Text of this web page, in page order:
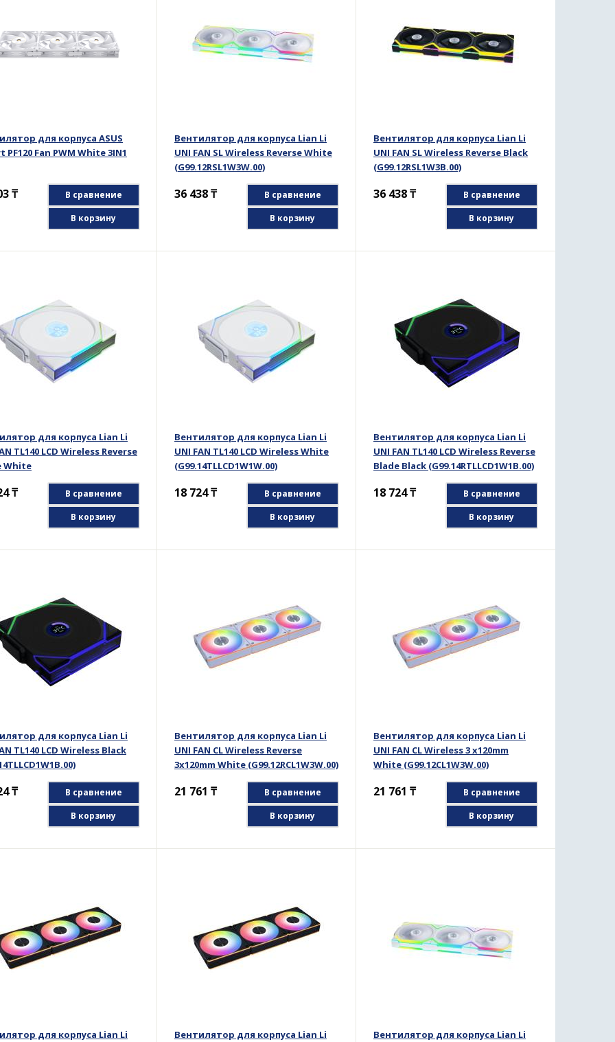
для корпуса ASUS
PF120 Fan PWM White 3IN1
₸
В сравнение
В корзину
Вентилятор для корпуса Lian Li
UNI FAN SL Wireless Reverse White
(G99.12RSL1W3W.00)
36 438₸
В сравнение
В корзину
Вентилятор для корпуса Lian Li
UNI FAN SL Wireless Reverse Black
(G99.12RSL1W3B.00)
36 438₸
В сравнение
В корзину
для корпуса Lian Li
TL140 LCD Wireless Reverse
White
₸
В сравнение
В корзину
Вентилятор для корпуса Lian Li
UNI FAN TL140 LCD Wireless White
(G99.14TLLCD1W1W.00)
18 724₸
В сравнение
В корзину
Вентилятор для корпуса Lian Li
UNI FAN TL140 LCD Wireless Reverse
Blade Black (G99.14RTLLCD1W1B.00)
18 724₸
В сравнение
В корзину
для корпуса Lian Li
TL140 LCD Wireless Black
₸
В сравнение
В корзину
Вентилятор для корпуса Lian Li
UNI FAN CL Wireless Reverse
3x120mm White (G99.12RCL1W3W.00)
21 761 ₸
В сравнение
В корзину
Вентилятор для корпуса Lian Li
UNI FAN CL Wireless 3 x120mm
White (G99.12CL1W3W.00)
21 761 ₸
В сравнение
В корзину
для корпуса Lian Li
Вентилятор для корпуса Lian Li
Вентилятор для корпуса Lian Li